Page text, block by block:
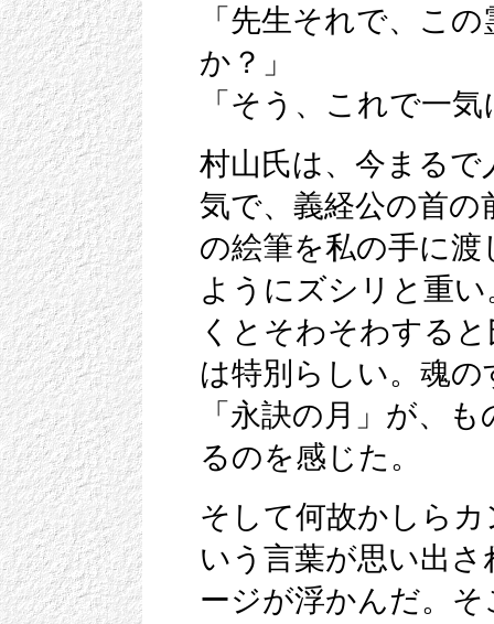
「先生それで、こ
か？」
「そう、これで一
村山氏は、今まる
気で、義経公の首
の絵筆を私の手に
ようにズシリと重
くとそわそわする
は特別らしい。魂
「永訣の月」が、
るのを感じた。
そして何故かしら
いう言葉が思い出
ージが浮かんだ。